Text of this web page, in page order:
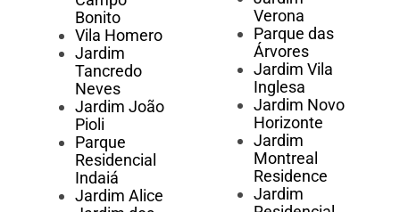
Bonito
Vila Homero
Jardim
Tancredo
Neves
Jardim João
Pioli
Parque
Residencial
Indaiá
Jardim Alice
Verona
Parque das
Árvores
Jardim Vila
Inglesa
Jardim Novo
Horizonte
Jardim
Montreal
Residence
Jardim